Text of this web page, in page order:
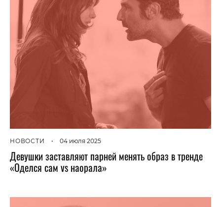
НОВОСТИ • 04 июля 2025
Девушки заставляют парней менять образ в тренде
«Оделся сам vs наорала»